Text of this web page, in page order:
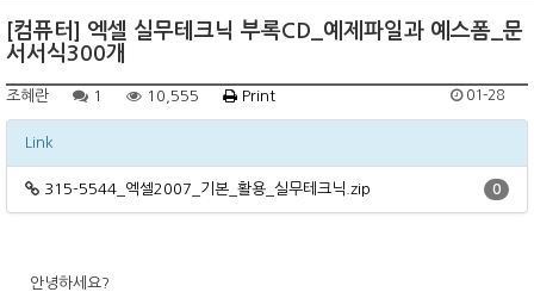
[컴퓨터] 엑셀 실무테크닉 부록CD_예제파일과 예스폼_문
서서식300개
조혜란 1 10,555 Print 01-28
Link
315-5544_엑셀2007_기본_활용_실무테크닉.zip 0
안녕하세요?